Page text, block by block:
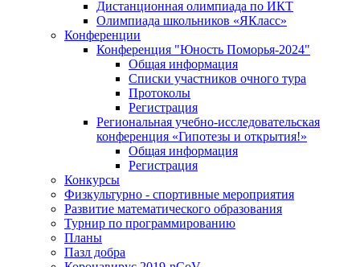
Дистанционная олимпиада по ИКТ
Олимпиада школьников «ЯКласс»
Конференции
Конференция "Юность Поморья-2024"
Общая информация
Списки участников очного тура
Протоколы
Регистрация
Региональная учебно-исследовательская
конференция «Гипотезы и открытия!»
Общая информация
Регистрация
Конкурсы
Физкультурно - спортивные мероприятия
Развитие математического образования
Турнир по программированию
Планы
Пазл добра